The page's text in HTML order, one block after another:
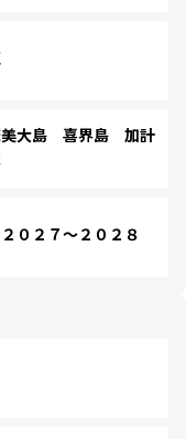
大島 喜界島 加計
２７～２０２８